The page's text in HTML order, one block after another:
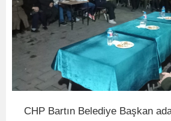
CHP Bartın Belediye Başkan